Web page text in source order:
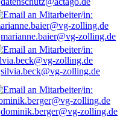
marianne.baier@vg-zolling.de
silvia.beck@vg-zolling.de
dominik.berger@vg-zolling.de